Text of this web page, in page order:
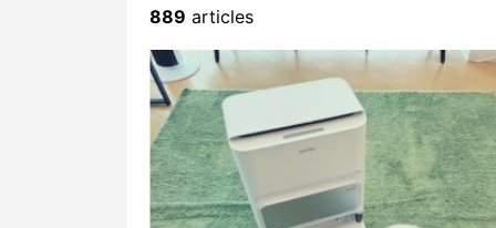
889 articles